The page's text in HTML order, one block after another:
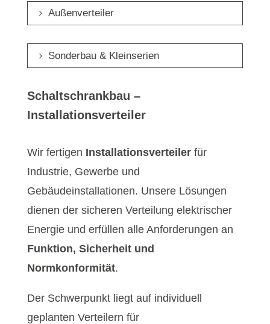
Außenverteiler
Sonderbau & Kleinserien
Schaltschrankbau –
Installationsverteiler
Wir fertigen Installationsverteiler für
Industrie, Gewerbe und
Gebäudeinstallationen. Unsere Lösungen
dienen der sicheren Verteilung elektrischer
Energie und erfüllen alle Anforderungen an
Funktion, Sicherheit und
Normkonformität.
Der Schwerpunkt liegt auf individuell
geplanten Verteilern für